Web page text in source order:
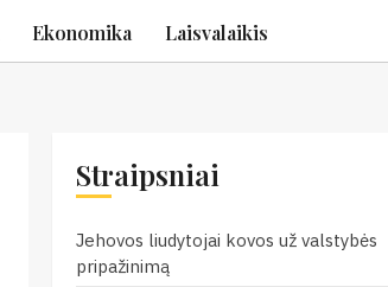
Ekonomika Laisvalaikis
Straipsniai
Jehovos liudytojai kovos už valstybės
pripažinimą